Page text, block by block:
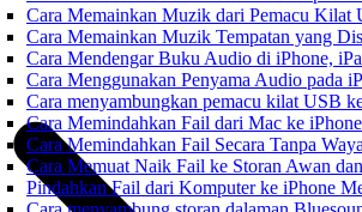
Cara Memainkan Muzik dari Pemacu Kilat
Cara Memainkan Muzik Tempatan yang
Cara Mendengar Buku Audio di iPhone,
Cara Menggunakan Penyama Audio pada
Cara menyambungkan pemacu kilat USB
Cara Memindahkan Fail dari Mac ke
Cara Memindahkan Fail Secara Tanpa
Cara Memuat Naik Fail ke Storan Awan
Pindahkan Fail dari Komputer ke iPhone